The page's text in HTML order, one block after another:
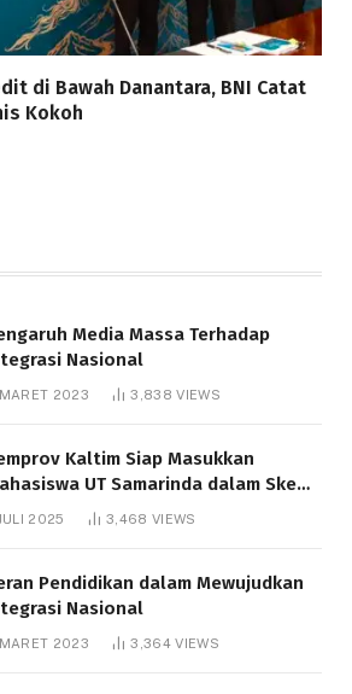
di Bawah Danantara, BNI Catat
Kokoh
Media Massa Terhadap
Nasional
2023 3,838VIEWS
Kaltim Siap Masukkan
UT Samarinda dalam Skema
Pendidikan Gratispol
2025 3,468 VIEWS
Pendidikan dalam Mewujudkan
Nasional
2023 3,364VIEWS